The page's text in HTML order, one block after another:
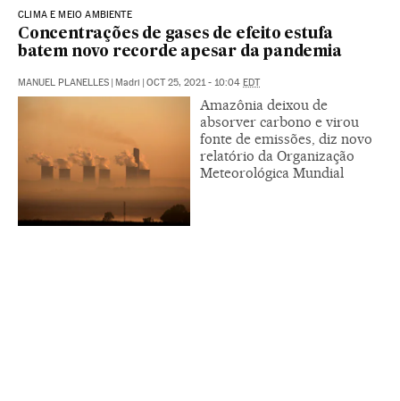
CLIMA E MEIO AMBIENTE
Concentrações de gases de efeito estufa
batem novo recorde apesar da pandemia
MANUEL PLANELLES Madri OCT 25, 2021 - 10:04 EDT
Amazônia deixou de
absorver carbono e virou
fonte de emissões, diz novo
relatório da Organização
Meteorológica Mundial